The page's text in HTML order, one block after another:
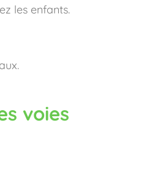
les enfants.
voies